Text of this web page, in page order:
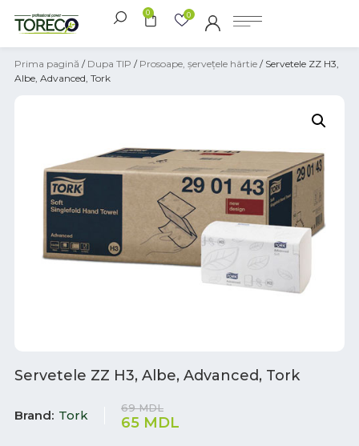
0 0
Prima pagină / Dupa TIP / Prosoape, șervețele hârtie / Servetele ZZ H3,
Albe, Advanced, Tork
Servetele ZZ H3, Albe, Advanced, Tork
Brand Tork 69MDL
65 MDL